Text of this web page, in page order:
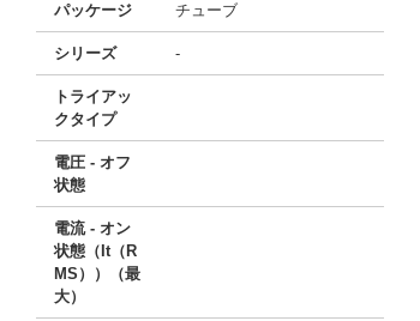
パッケージ チューブ
シリーズ -
トライアッ
クタイプ
電圧 - オフ
状態
電流 - オン
状態（It（R
MS））（最
大）